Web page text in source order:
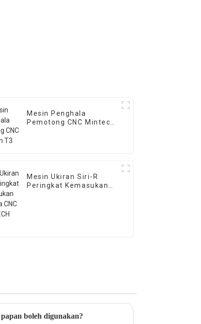
Mesin Penghala
Pemotong CNC Mintech
Mesin Ukiran Siri-R
Peringkat Kemasukan
boleh digunakan?